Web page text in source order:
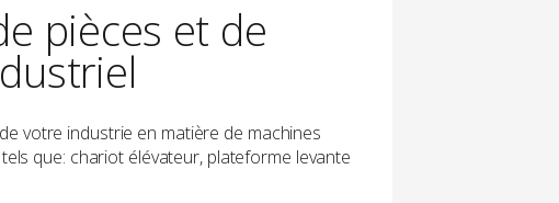
pièces et de
votre industrie en matière de machines
que: chariot élévateur, plateforme levante